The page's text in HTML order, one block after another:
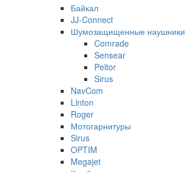
Байкал
JJ-Connect
Шумозащищенные наушники
Comrade
Sensear
Peltor
Sirus
NavCom
Linton
Roger
Мотогарнитуры
Sirus
OPTIM
Megajet